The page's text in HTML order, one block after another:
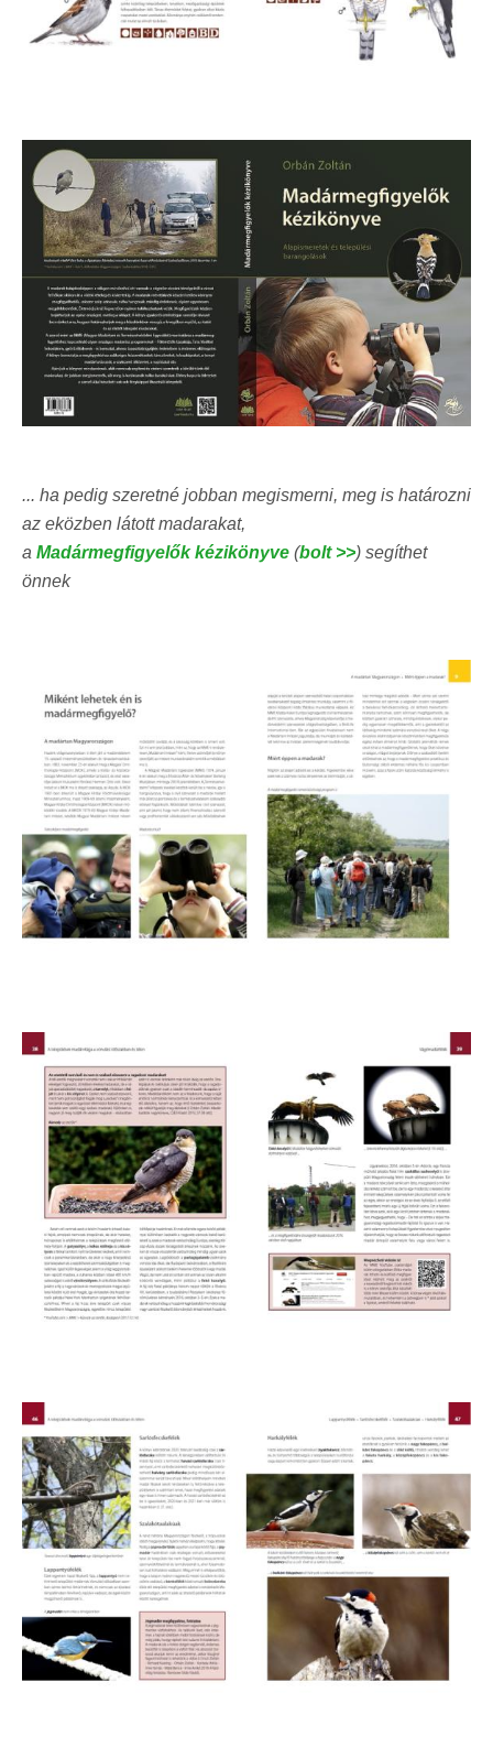
... ha pedig szeretné jobban megismerni, meg is határozni
az eközben látott madarakat,
a Madármegfigyelők kézikönyve (bolt >>) segíthet
önnek